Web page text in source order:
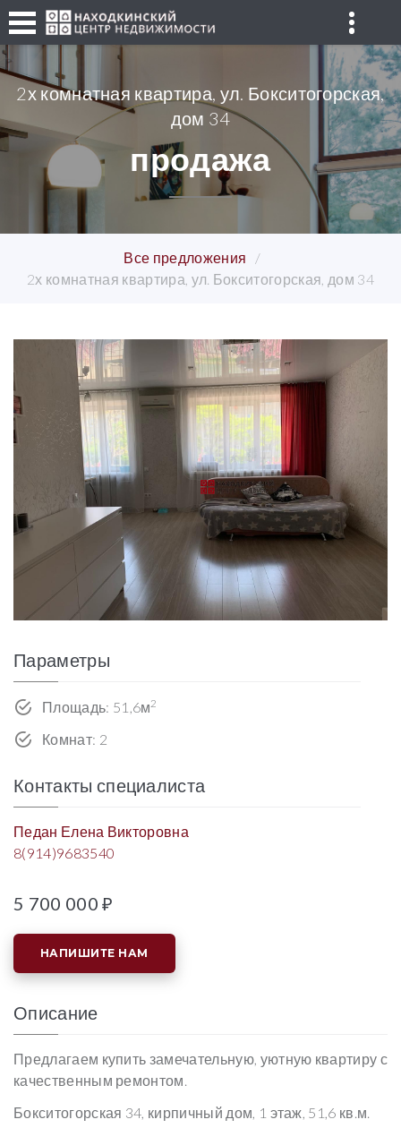
2х комнатная квартира, ул. Бокситогорская,
дом 34
продажа
Все предложения
2х комнатная квартира, ул. Бокситогорская, дом 34
Параметры
Площадь: 51,6м2
Комнат: 2
Контакты специалиста
Педан Елена Викторовна
8(914)9683540
5 700 000 ₽
НАПИШИТЕ НАМ
Описание
Предлагаем купить замечательную, уютную квартиру с
качественным ремонтом.
Бокситогорская 34, кирпичный дом, 1 этаж, 51,6 кв.м.